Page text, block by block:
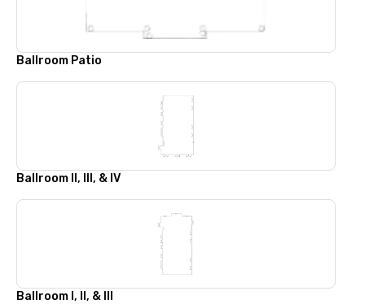
Ballroom Patio
Ballroom II, III, & IV
Ballroom I, II, & III